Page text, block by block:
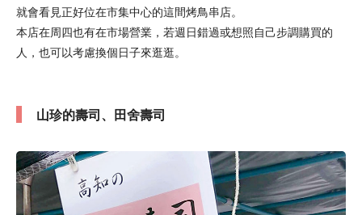
就會看見正好位在市集中心的這間烤鳥串店。
本店在周四也有在市場營業，若週日錯過或想照自己步調購買的
人，也可以考慮換個日子來逛逛。
山珍的壽司、田舍壽司